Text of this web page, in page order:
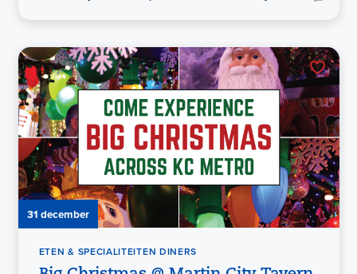
31 december
ETEN & SPECIALITEITEN DINERS